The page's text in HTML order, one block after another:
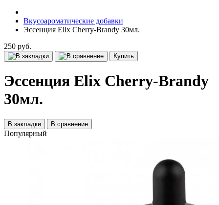
Вкусоароматические добавки
Эссенция Elix Cherry-Brandy 30мл.
250 руб.
Купить
Эссенция Elix Cherry-Brandy
30мл.
В закладки В сравнение
Популярный